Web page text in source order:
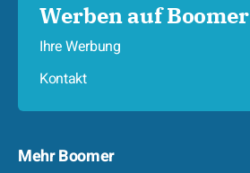
Werben auf Boomer
Ihre Werbung
Kontakt
Mehr Boomer